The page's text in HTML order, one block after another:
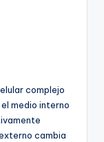
complejo
medio interno
cambia